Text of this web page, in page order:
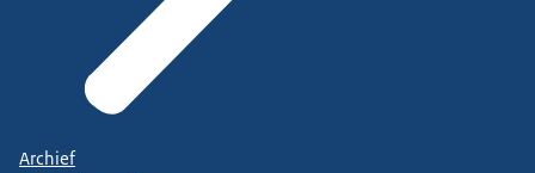
Archief